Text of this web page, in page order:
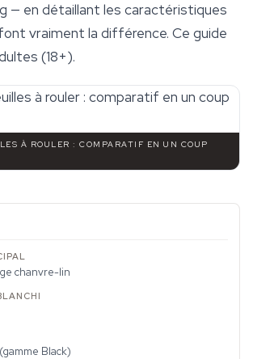
— en détaillant les caractéristiques
vraiment la différence. Ce guide
(18+).
À ROULER : COMPARATIF EN UN COUP
chanvre-lin
Black)